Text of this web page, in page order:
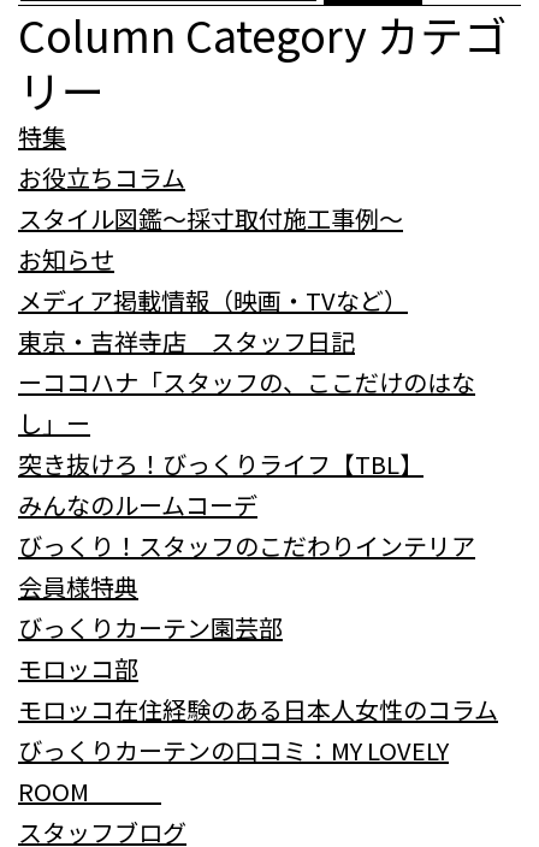
Column Category カテゴ
リー
特集
お役立ちコラム
スタイル図鑑～採寸取付施工事例～
お知らせ
メディア掲載情報（映画・TVなど）
東京・吉祥寺店 スタッフ日記
ーココハナ「スタッフの、ここだけのはな
し」ー
突き抜けろ！びっくりライフ【TBL】
みんなのルームコーデ
びっくり！スタッフのこだわりインテリア
会員様特典
びっくりカーテン園芸部
モロッコ部
モロッコ在住経験のある日本人女性のコラム
びっくりカーテンの口コミ：MY LOVELY
ROOM
スタッフブログ